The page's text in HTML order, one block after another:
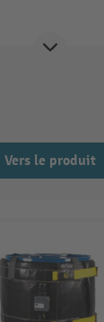
Vers le produit